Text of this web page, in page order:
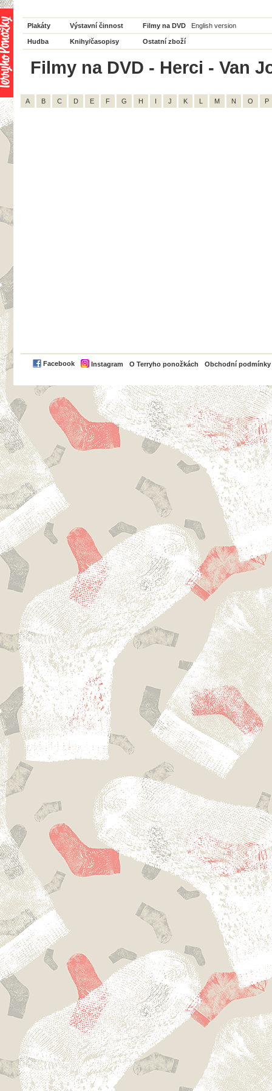
Plakáty Výstavní činnost Filmy na DVD English version
Hudba Knihy/časopisy Ostatní zboží
Filmy na DVD - Herci - Van
A B C D E F G H I J K L M N O P
Facebook Instagram O Terryho ponožkách Obchodní podmínky
PayPal